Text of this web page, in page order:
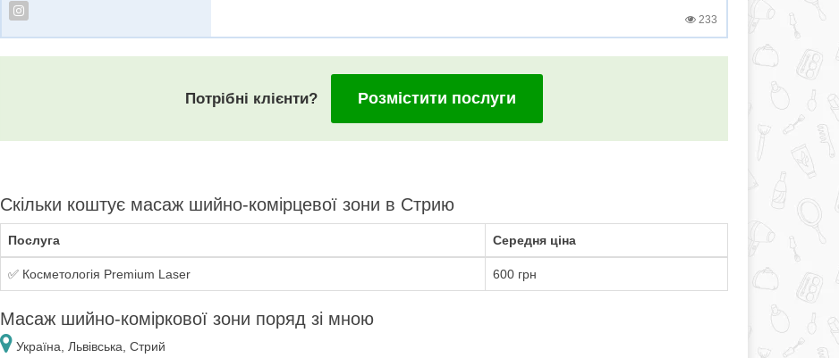
233
Потрібні клієнти? Розмістити послуги
Скільки коштує масаж шийно-комірцевої зони в Стрию
Послуга Середня ціна
✅ Косметологія Premium Laser 600 грн
Масаж шийно-коміркової зони поряд зі мною
Україна, Львівська, Стрий